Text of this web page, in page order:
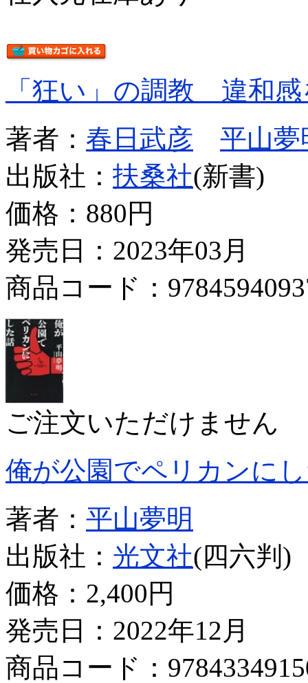
「狂い」の調教 違和
著者： 春日武彦
平山夢
出版社： 扶桑社(新書)
価格： 880円
発売日：2023年03月
商品コード：
ご注文いただけません
俺が公園でペリカンに
著者： 平山夢明
出版社： 光文社(四六判)
価格： 2,400円
発売日：2022年12月
商品コード：